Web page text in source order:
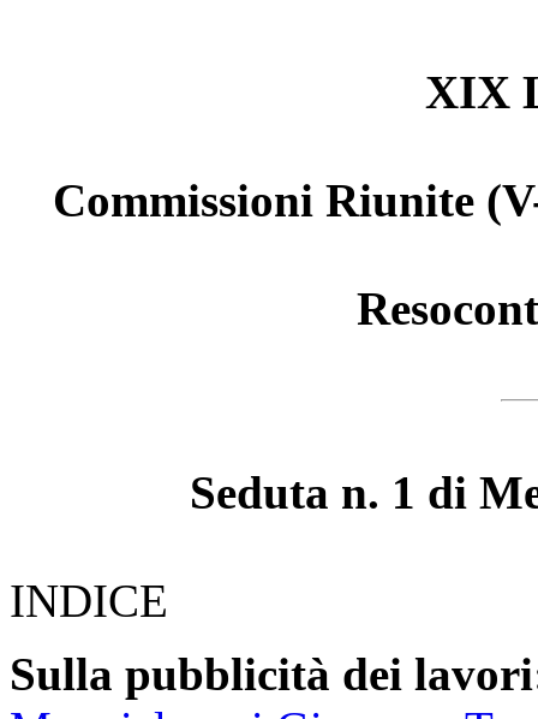
XIX
Commissioni Riunite
Seduta n. 1 di
INDICE
Sulla pubblicità dei